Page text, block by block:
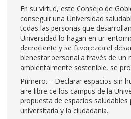
En su virtud, este Consejo de
conseguir una Universidad
todas las personas que
Universidad lo hagan en un
decreciente y se favorezca el
bienestar personal a través de un
ambientalmente sostenible, se
Primero. – Declarar espacios sin
aire libre de los campus de la
propuesta de espacios saludables
universitaria y la ciudadanía.